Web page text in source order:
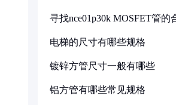
寻找nce01p30k MOSFET管的
电梯的尺寸有哪些规格
镀锌方管尺寸一般有哪些
铝方管有哪些常见规格